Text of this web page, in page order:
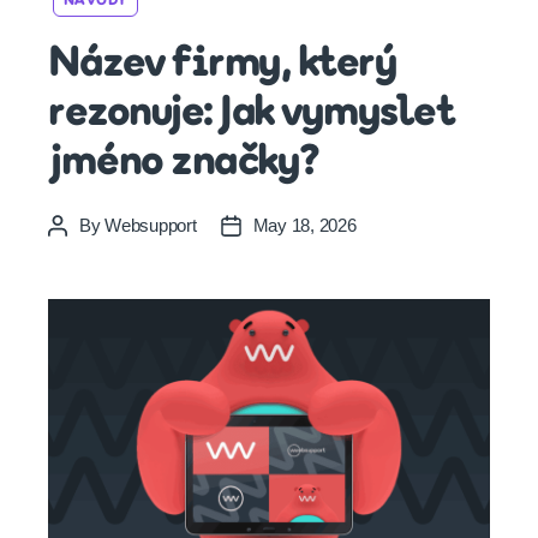
Název firmy, který
rezonuje: Jak vymyslet
jméno značky?
PostByWebsupport
PostMay 18, 2026